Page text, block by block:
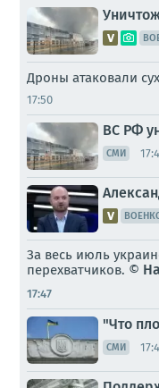
Дроны атаковали
17:50
ВС РФ
СМИ
За весь июль
перехватчиков. ©
17:47
"Что
СМИ